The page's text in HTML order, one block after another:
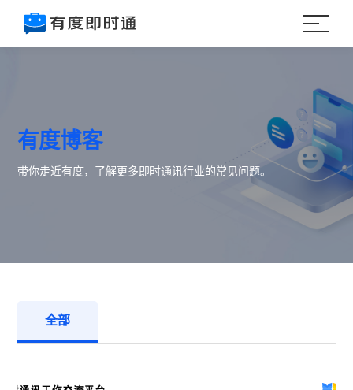
有度博客
带你走近有度，了解更多即时通讯行业的常见问题。
全部